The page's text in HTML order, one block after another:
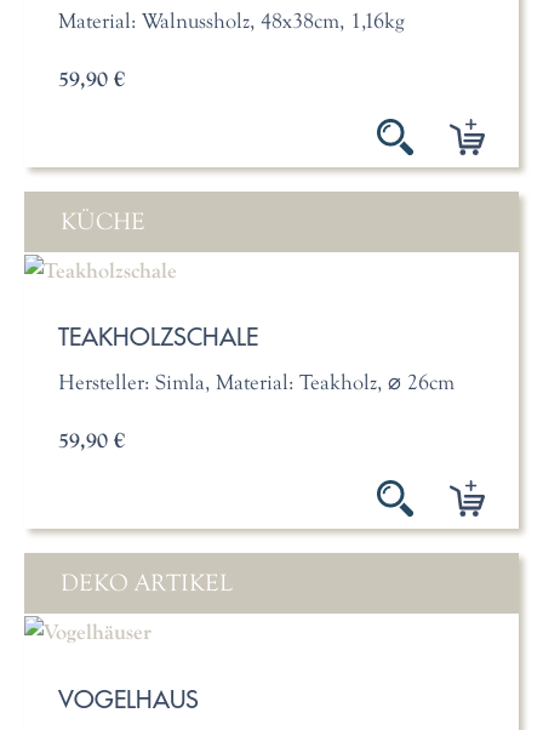
Material: Walnussholz, 48x38cm, 1,16kg
59,90 €
KÜCHE
TEAKHOLZSCHALE
Hersteller: Simla, Material: Teakholz, ⌀ 26cm
59,90 €
DEKO ARTIKEL
VOGELHAUS